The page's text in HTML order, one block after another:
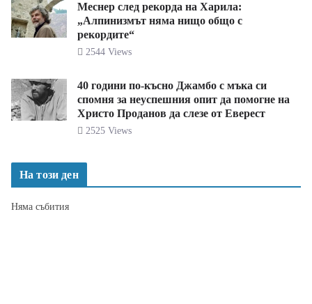
Меснер след рекорда на Харила:
„Алпинизмът няма нищо общо с
рекордите“
2544 Views
40 години по-късно Джамбо с мъка си
спомня за неуспешния опит да помогне на
Христо Проданов да слезе от Еверест
2525 Views
На този ден
Няма събития